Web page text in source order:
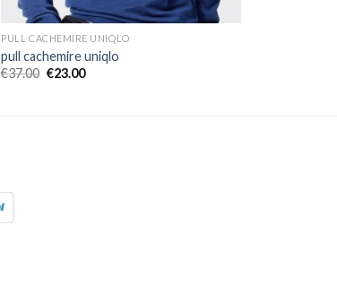
PULL CACHEMIRE UNIQLO
pull cachemire uniqlo
€37.00 €23.00